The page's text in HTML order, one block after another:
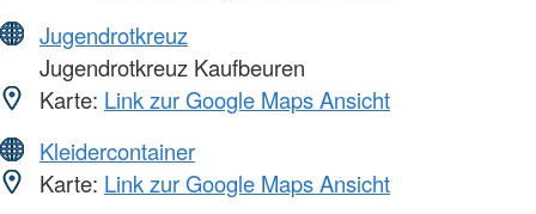
Jugendrotkreuz
Jugendrotkreuz Kaufbeuren
Karte: Link zur Google Maps Ansicht
Kleidercontainer
Karte: Link zur Google Maps Ansicht